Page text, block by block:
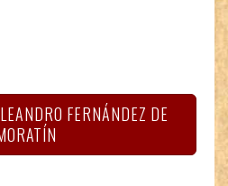
FERNÁNDEZ DE